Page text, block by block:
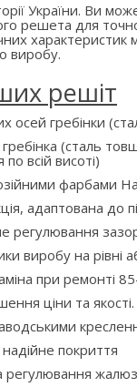
України. Ви
решета для
виробу.
решіт
осей гребінки
(сталь
всій висоті)
фарбами
адаптована до
регулювання
виробу на рівні
при ремонті
ціни та якості.
надійне покриття
регулювання